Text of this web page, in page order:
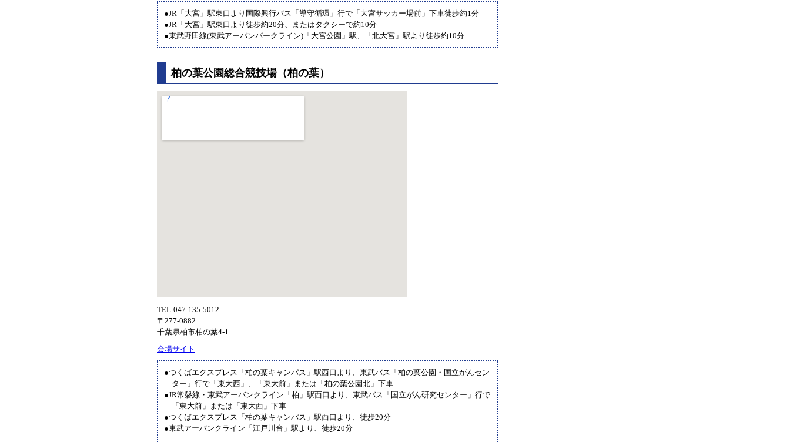
●JR「大宮」駅東口より国際興行バス「導守循環」行で「大宮サッカー場前」下車徒歩約1分
●JR「大宮」駅東口より徒歩約20分、またはタクシーで約10分
●東武野田線(東武アーバンパークライン)「大宮公園」駅、「北大宮」駅より徒歩約10分
柏の葉公園総合競技場（柏の葉）
TEL:047-135-5012
〒277-0882
千葉県柏市柏の葉4-1
会場サイト
●つくばエクスプレス「柏の葉キャンパス」駅西口より、東武バス「柏の葉公園・国立がんセン
ター」行で「東大西」、「東大前」または「柏の葉公園北」下車
●JR常磐線・東武アーバンクライン「柏」駅西口より、東武バス「国立がん研究センター」行で
「東大前」または「東大西」下車
●つくばエクスプレス「柏の葉キャンパス」駅西口より、徒歩20分
●東武アーバンクライン「江戸川台」駅より、徒歩20分